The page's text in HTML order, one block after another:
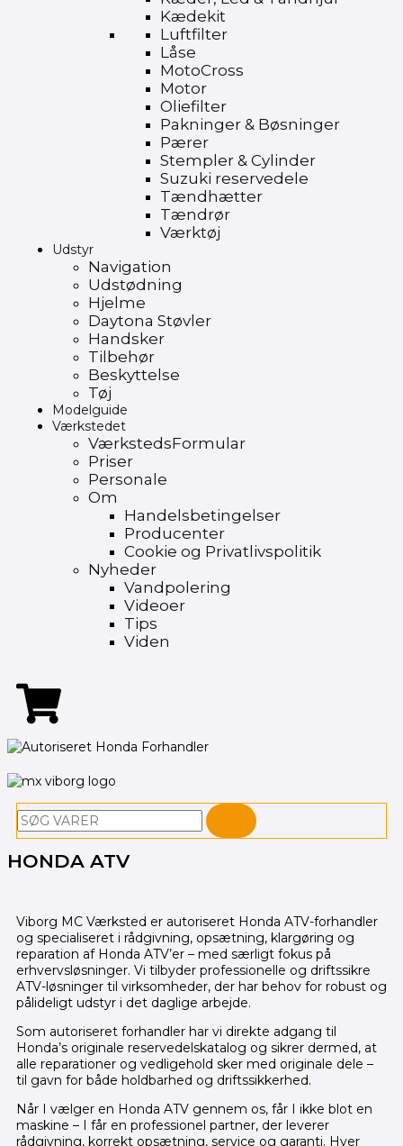
Kædekit
Luftfilter
Låse
MotoCross
Motor
Oliefilter
Pakninger & Bøsninger
Pærer
Stempler & Cylinder
Suzuki reservedele
Tændhætter
Tændrør
Værktøj
Udstyr
Navigation
Udstødning
Hjelme
Daytona Støvler
Handsker
Tilbehør
Beskyttelse
Tøj
Modelguide
Værkstedet
VærkstedsFormular
Priser
Personale
Om
Handelsbetingelser
Producenter
Cookie og Privatlivspolitik
Nyheder
Vandpolering
Videoer
Tips
Viden
Søg
HONDA ATV
Viborg MC Værksted er autoriseret Honda ATV-forhandler
og specialiseret i rådgivning, opsætning, klargøring og
reparation af Honda ATV’er – med særligt fokus på
erhvervsløsninger. Vi tilbyder professionelle og driftssikre
ATV-løsninger til virksomheder, der har behov for robust og
pålideligt udstyr i det daglige arbejde.
Som autoriseret forhandler har vi direkte adgang til
Honda’s originale reservedelskatalog og sikrer dermed, at
alle reparationer og vedligehold sker med originale dele –
til gavn for både holdbarhed og driftssikkerhed.
Når I vælger en Honda ATV gennem os, får I ikke blot en
maskine – I får en professionel partner, der leverer
rådgivning, korrekt opsætning, service og garanti. Hver